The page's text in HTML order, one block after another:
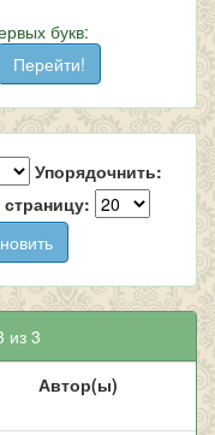
букв:
Упорядочнить:
из 3
Автор(ы)